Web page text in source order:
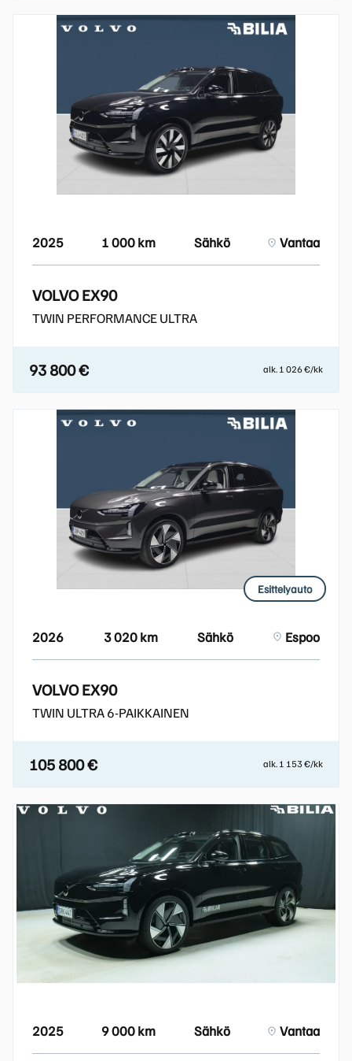
2025 1 000 km Sähkö Vantaa
VOLVO EX90
TWIN PERFORMANCE ULTRA
93 800 € alk. 1 026 €/kk
Esittelyauto
2026 3 020 km Sähkö Espoo
VOLVO EX90
TWIN ULTRA 6-PAIKKAINEN
105 800 € alk. 1 153 €/kk
2025 9 000 km Sähkö Vantaa